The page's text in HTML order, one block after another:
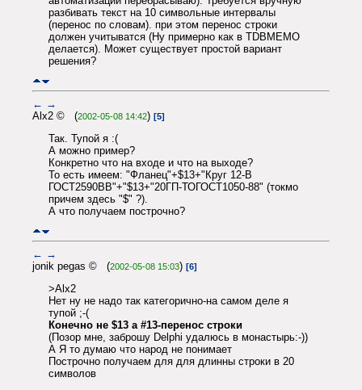
разбивать текст на 10 символьные интервалы
(перенос по cловам). при этом перенос строки
должен учитыватся (Ну примерно как в ТDBМЕМО
делается). Может существует простой вариант
решения?
← →
Alx2 © (2002-05-08 14:42) [5]
Так. Тупой я :(
А можно пример?
Конкретно что на входе и что на выходе?
То есть имеем: "Фланец"+$13+"Круг 12-В
ГОСТ2590ВВ"+"$13+"20ГП-ТОГОСТ1050-88" (токмо
причем здесь "$" ?).
А что получаем построчно?
← →
jonik pegas © (2002-05-08 15:03) [6]
>Alx2
Нет ну не надо так категорично-на самом деле я
тупой ;-(
Конечно не $13 а #13-перенос строки
(Позор мне, заброшу Delphi удалюсь в монастырь:-))
А Я то думаю что народ не понимает
Построчно получаем для для длинны строки в 20
символов